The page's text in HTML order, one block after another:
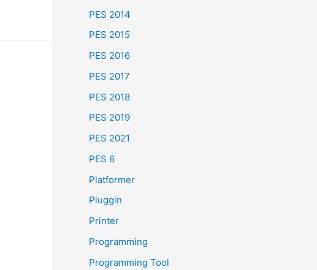
PES 2014
PES 2015
PES 2016
PES 2017
PES 2018
PES 2019
PES 2021
PES 6
Platformer
Pluggin
Printer
Programming
Programming Tool